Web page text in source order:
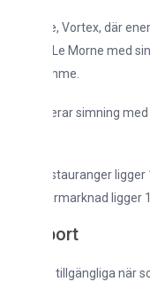
Vortex, där energi sägs
Morne med sina
simning med
ligger 1 km
ligger 10
när som helst,